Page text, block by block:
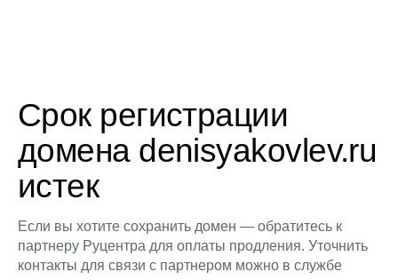
Срок регистрации
домена denisyakovlev.ru
истек
Если вы хотите сохранить домен — обратитесь к
партнеру Руцентра для оплаты продления. Уточнить
контакты для связи с партнером можно в службе